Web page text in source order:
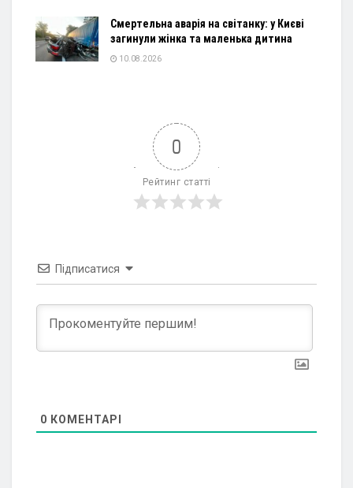
Смертельна аварія на світанку: у Києві
загинули жінка та маленька дитина
10.08.2026
0
Рейтинг статті
Підписатися
0 КОМЕНТАРІ